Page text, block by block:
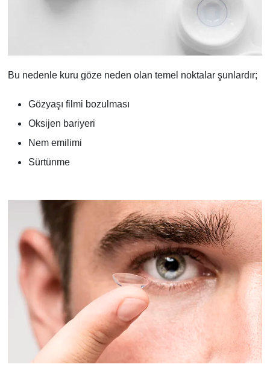
Bu nedenle kuru göze neden olan temel noktalar şunlardır;
Gözyaşı filmi bozulması
Oksijen bariyeri
Nem emilimi
Sürtünme